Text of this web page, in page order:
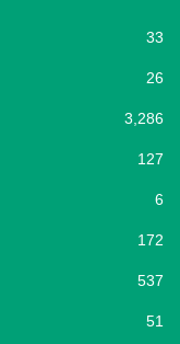
33
26
3,286
127
6
172
537
51